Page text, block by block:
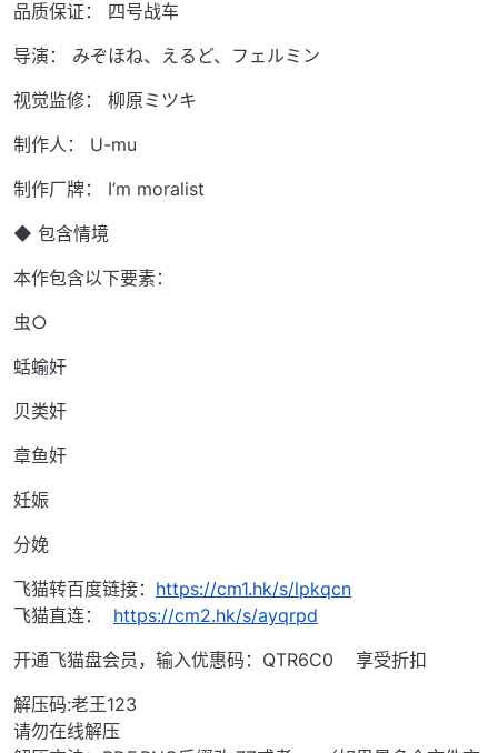
品质保证： 四号战车
导演： みぞほね、えるど、フェルミン
视觉监修： 柳原ミツキ
制作人： U-mu
制作厂牌： I’m moralist
◆ 包含情境
本作包含以下要素：
虫○
蛞蝓奸
贝类奸
章鱼奸
妊娠
分娩
飞猫转百度链接： https://cm1.hk/s/lpkqcn
飞猫直连： https://cm2.hk/s/ayqrpd
开通飞猫盘会员，输入优惠码：QTR6C0 享受折扣
解压码:老王123
请勿在线解压